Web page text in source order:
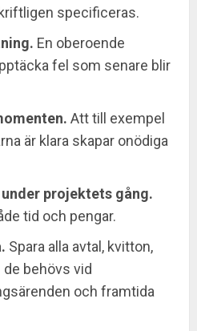
specificeras.
En oberoende
fel som senare blir
Att till exempel
är klara skapar onödiga
projektets gång.
tid och pengar.
Spara alla avtal, kvitton,
behövs vid
och framtida